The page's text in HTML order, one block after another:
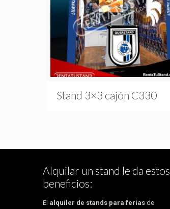
Stand 3×3 cajón C330
Alquilar un stand le da estos
beneficios:
El alquiler de stands para ferias de